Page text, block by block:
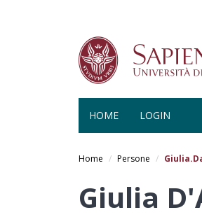
HOME LOGIN
Home Persone
Giulia